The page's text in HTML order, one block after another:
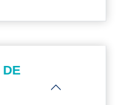
DE